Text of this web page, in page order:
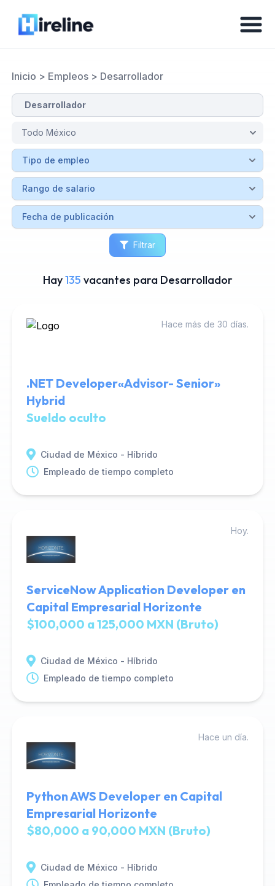
Inicio > Empleos> Desarrollador
Filtrar
Hay135 vacantes para Desarrollador
Hace más de 30 días.
.NET Developer«Advisor- Senior»
Hybrid
Sueldo oculto
Ciudad de México - Híbrido
Empleado de tiempo completo
Hoy.
ServiceNow Application Developer en
Capital Empresarial Horizonte
$100,000 a 125,000 MXN (Bruto)
Ciudad de México - Híbrido
Empleado de tiempo completo
Hace un día.
Python AWS Developer en Capital
Empresarial Horizonte
$80,000 a 90,000 MXN (Bruto)
Ciudad de México - Híbrido